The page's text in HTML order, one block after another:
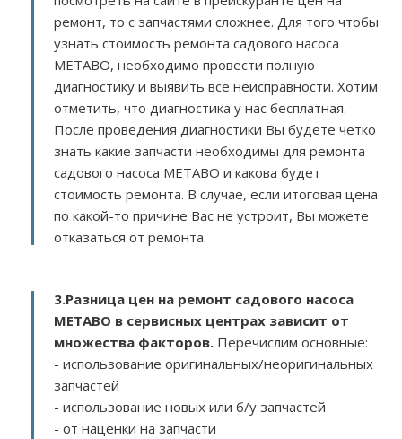
ремонт, то с запчастями сложнее. Для того чтобы
узнать стоимость ремонта садового насоса
METABO, необходимо провести полную
диагностику и выявить все неисправности. Хотим
отметить, что диагностика у нас бесплатная.
После проведения диагностики Вы будете четко
знать какие запчасти необходимы для ремонта
садового насоса METABO и какова будет
стоимость ремонта. В случае, если итоговая цена
по какой-то причине Вас не устроит, Вы можете
отказаться от ремонта.
3.Разница цен на ремонт садового насоса
METABO в сервисных центрах зависит от
множества факторов. Перечислим основные:
- использование оригинальных/неоригинальных
запчастей
- использование новых или б/у запчастей
- от наценки на запчасти